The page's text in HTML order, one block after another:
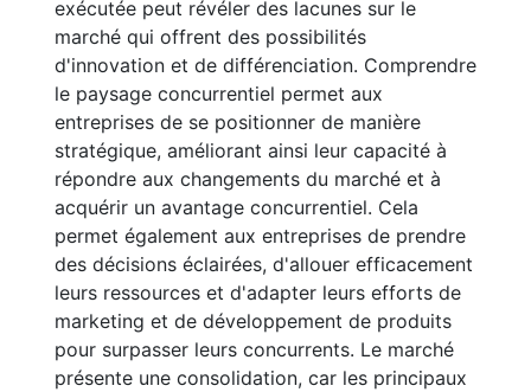
exécutée peut révéler des lacunes sur le
marché qui offrent des possibilités
d'innovation et de différenciation. Comprendre
le paysage concurrentiel permet aux
entreprises de se positionner de manière
stratégique, améliorant ainsi leur capacité à
répondre aux changements du marché et à
acquérir un avantage concurrentiel. Cela
permet également aux entreprises de prendre
des décisions éclairées, d'allouer efficacement
leurs ressources et d'adapter leurs efforts de
marketing et de développement de produits
pour surpasser leurs concurrents. Le marché
présente une consolidation, car les principaux